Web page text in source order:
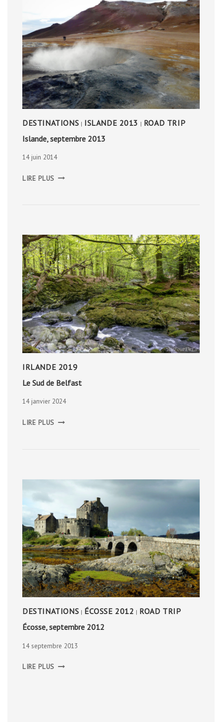
DESTINATIONS | ISLANDE 2013 | ROAD TRIP
Islande, septembre 2013
14 juin 2014
LIRE PLUS SEPTEMBRE
IRLANDE 2019
Le Sud de Belfast
14 janvier 2024
LIRE PLUS SUD
DESTINATIONS | ÉCOSSE 2012 | ROAD TRIP
Écosse, septembre 2012
14 septembre 2013
LIRE PLUS SEPTEMBRE